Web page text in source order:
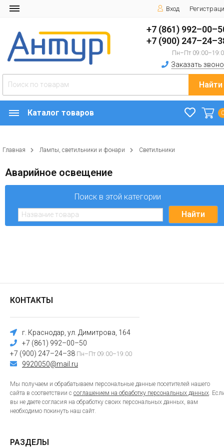
Вход
+7 (861)
+7 (900)
Пн–Пт
Заказать
Найти
Каталог товаров
Главная Лампы, светильники и фонари Светильники
Аварийное освещение
Поиск в этой категории
КОНТАКТЫ
г. Краснодар, ул. Димитрова, 164
+7 (861) 992–00–50
+7 (900) 247–24–38 Пн–Пт 09:00–19:00
9920050@mail.ru
Мы получаем и обрабатываем персональные данные посетителей нашего
сайта в соответствии с соглашением на обработку персональных данных.
вы не даете согласия на обработку своих персональных данных, вам
необходимо покинуть наш сайт.
РАЗДЕЛЫ